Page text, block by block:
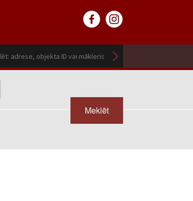
Meklēt